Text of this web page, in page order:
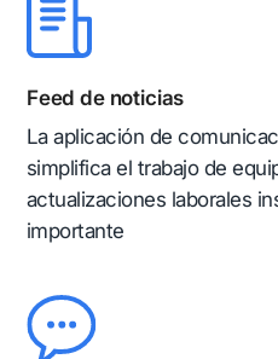
Feed de noticias
La aplicación de
simplifica el trabajo de
actualizaciones laborales
importante